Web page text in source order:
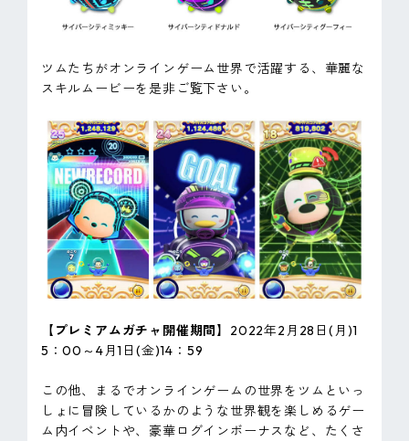
ツムたちがオンラインゲーム世界で活躍する、華麗な
スキルムービーを是非ご覧下さい。
【プレミアムガチャ開催期間】 2022年2月28日(月)1
5：00～4月1日(金)14：59
この他、まるでオンラインゲームの世界をツムといっ
しょに冒険しているかのような世界観を楽しめるゲー
ム内イベントや、豪華ログインボーナスなど、たくさ